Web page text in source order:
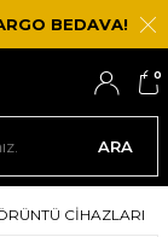
BEDAVA!
ARA
0
CIHAZLARI